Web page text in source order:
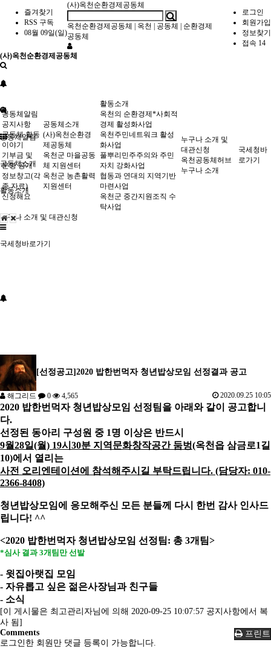
즐겨찾기
RSS 구독
08월 09일(일)
로그인
회원가입
정보찾기
접속 14
(사)옥천순환경제공동체
옥천순환경제공동체 옥천 공동체
순환경제
공동체
(사)옥천순환경제공동체
공동체알림
공동체소개
활동소개
누구나 소개 및 대관신청
국세청바로가기
공동체알림
공지사항
공동체 활동
이야기
기부금 및
운영 공개
정보창고(각
종 자료)
신청해요
공동체소개
(사)옥천순환경
제공동체
옥천군 마을공동
체 지원센터
옥천군 농촌활력
지원센터
활동소개
옥천의 순환경제*사회적
경제 활성화사업
옥천주민네트워크 활성
화사업
풀뿌리민주주의와 주민
자치 강화사업
협동과 연대의 지역기반
마련사업
옥천군 중간지원조직 수
탁사업
누구나 소개 및
대관신청
옥천공동체허브
누구나 소개
국세청바
로가기
[선정공고]2020 밥한번먹자 청년밥상모임 선정결과 공고
해그리드 0 4,565 2020.09.25 10:05
2020 밥한번먹자 청년밥상모임 선정팀을 아래와 같이 공고합니
다.
선정된 동아리 구성원 중 1명 이상은 반드시
9월28일(월) 19시30분 지역문화창작공간 둠벙(옥천읍 삼금로1길
10)에서 열리는
사전 오리엔테이션에 참석해주시길 부탁드립니다. (담당자: 010-
2366-8408)
청년밥상모임에 응모해주신 모든 분들께 다시 한번 감사 인사드
립니다! ^^
<2020 밥한번먹자 청년밥상모임 선정팀: 총 3개팀>
*심사 결과 3개팀만 선발
- 윗집아랫집 모임
- 자유롭고 싶은 젊은사장님과 친구들
- 소식
[이 게시물은 최고관리자님에 의해 2020-09-25 10:07:57 공지사항에서 복
사 됨]
프린트
Comments
로그인한 회원만 댓글 등록이 가능합니다.